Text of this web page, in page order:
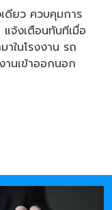
ดียว ควบคุมการ
จ้งเตือนทันทีเมื่อ
ในโรงงาน รถ
นเข้าออกนอก